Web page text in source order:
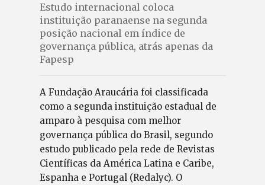
Estudo internacional coloca
instituição paranaense na segunda
posição nacional em índice de
governança pública, atrás apenas da
Fapesp
A Fundação Araucária foi classificada
como a segunda instituição estadual de
amparo à pesquisa com melhor
governança pública do Brasil, segundo
estudo publicado pela rede de Revistas
Científicas da América Latina e Caribe,
Espanha e Portugal (Redalyc). O